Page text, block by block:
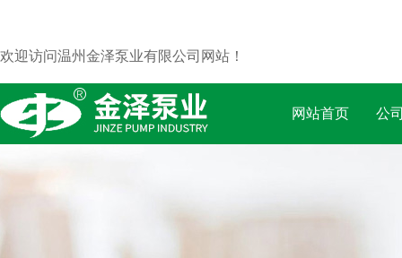
欢迎访问温州金泽泵业有限公司网站！
网站首页 公